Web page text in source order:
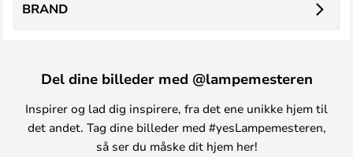
BRAND
Del dine billeder med @lampemesteren
Inspirer og lad dig inspirere, fra det ene unikke hjem til
det andet. Tag dine billeder med #yesLampemesteren,
så ser du måske dit hjem her!